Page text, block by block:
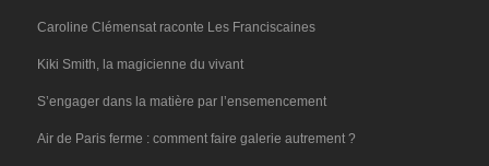
Caroline Clémensat raconte Les Franciscaines
Kiki Smith, la magicienne du vivant
S’engager dans la matière par l’ensemencement
Air de Paris ferme : comment faire galerie autrement ?